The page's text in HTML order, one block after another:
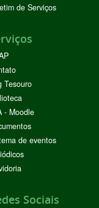
de Serviços
Tesouro
- Moodle
de eventos
Sociais